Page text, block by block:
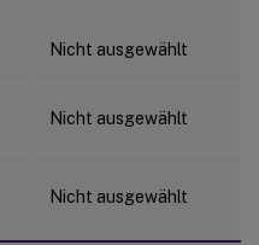
Nicht ausgewählt
Nicht ausgewählt
Nicht ausgewählt